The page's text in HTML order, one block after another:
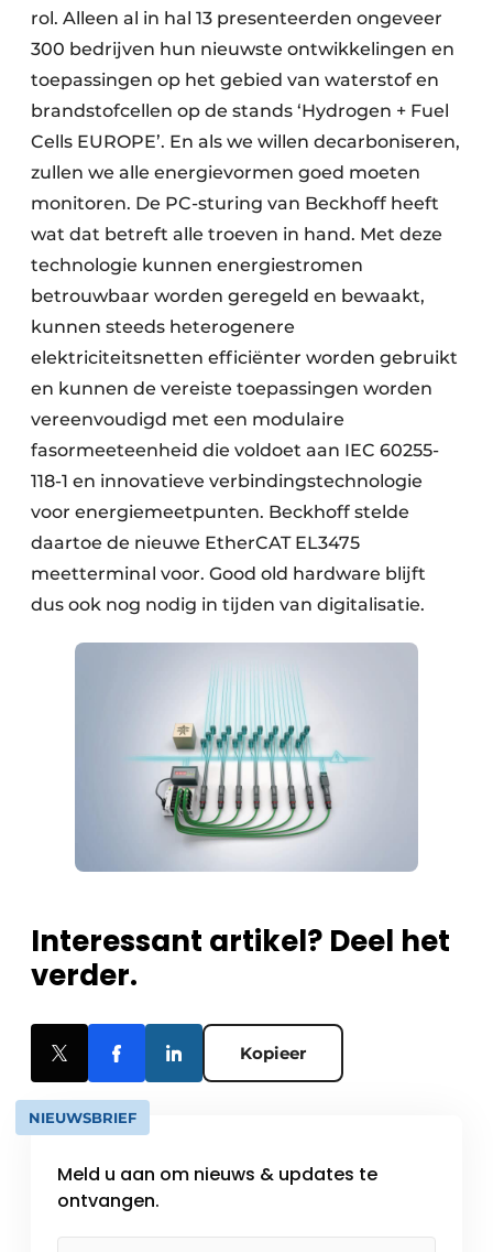
rol. Alleen al in hal 13 presenteerden ongeveer
300 bedrijven hun nieuwste ontwikkelingen en
toepassingen op het gebied van waterstof en
brandstofcellen op de stands ‘Hydrogen + Fuel
Cells EUROPE’. En als we willen decarboniseren,
zullen we alle energievormen goed moeten
monitoren. De PC-sturing van Beckhoff heeft
wat dat betreft alle troeven in hand. Met deze
technologie kunnen energiestromen
betrouwbaar worden geregeld en bewaakt,
kunnen steeds heterogenere
elektriciteitsnetten efficiënter worden gebruikt
en kunnen de vereiste toepassingen worden
vereenvoudigd met een modulaire
fasormeeteenheid die voldoet aan IEC 60255-
118-1 en innovatieve verbindingstechnologie
voor energiemeetpunten. Beckhoff stelde
daartoe de nieuwe EtherCAT EL3475
meetterminal voor. Good old hardware blijft
dus ook nog nodig in tijden van digitalisatie.
Interessant artikel? Deel het
verder.
Kopieer
NIEUWSBRIEF
Meld u aan om nieuws & updates te
ontvangen.